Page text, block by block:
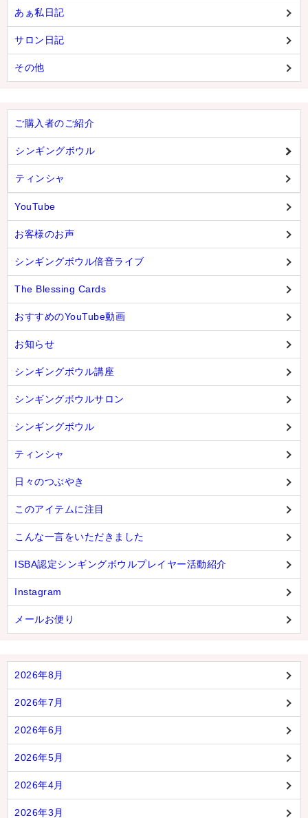
あぁ私日記
サロン日記
その他
ご購入者のご紹介
シンギングボウル
ティンシャ
YouTube
お客様のお声
シンギングボウル倍音ライブ
The Blessing Cards
おすすめのYouTube動画
お知らせ
シンギングボウル講座
シンギングボウルサロン
シンギングボウル
ティンシャ
日々のつぶやき
このアイテムに注目
こんな一言をいただきました
ISBA認定シンギングボウルプレイヤー活動紹介
Instagram
メールお便り
2026年8月
2026年7月
2026年6月
2026年5月
2026年4月
2026年3月